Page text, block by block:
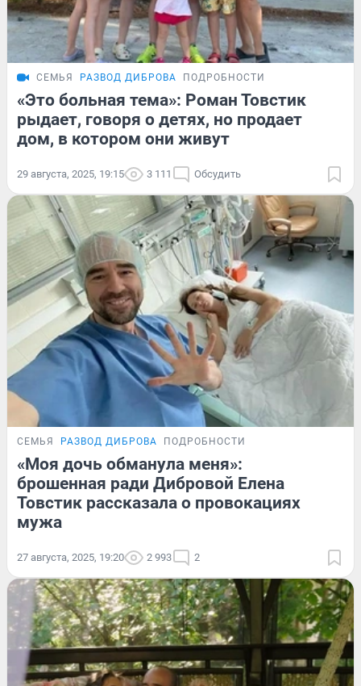
СЕМЬЯ РАЗВОД ДИБРОВА ПОДРОБНОСТИ
«Это больная тема»: Роман Товстик
рыдает, говоря о детях, но продает
дом, в котором они живут
29 августа, 2025, 19:15 3 111 Обсудить
СЕМЬЯ РАЗВОД ДИБРОВА ПОДРОБНОСТИ
«Моя дочь обманула меня»:
брошенная ради Дибровой Елена
Товстик рассказала о провокациях
мужа
27 августа, 2025, 19:20 2 993 2